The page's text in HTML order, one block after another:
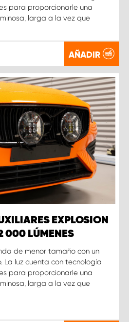
para proporcionarle una
larga a la vez que
AÑADIR
EXPLOSION
000 LÚMENES
de menor tamaño con un
La luz cuenta con tecnología
para proporcionarle una
larga a la vez que